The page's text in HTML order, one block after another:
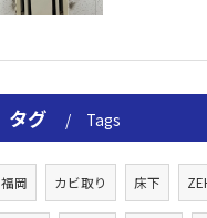
タグ Tags
福岡 カビ取り 床下